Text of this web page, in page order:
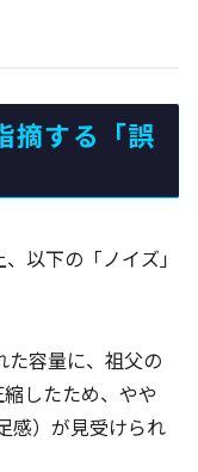
摘する「誤
以下の「ノイズ」
た容量に、祖父の
したため、やや
感）が見受けられ